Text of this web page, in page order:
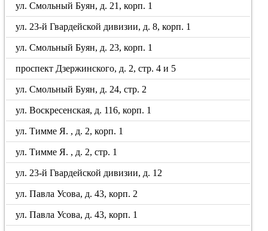
ул. Смольный Буян, д. 21, корп. 1
ул. 23-й Гвардейской дивизии, д. 8, корп. 1
ул. Смольный Буян, д. 23, корп. 1
проспект Дзержинского, д. 2, стр. 4 и 5
ул. Смольный Буян, д. 24, стр. 2
ул. Воскресенская, д. 116, корп. 1
ул. Тимме Я. , д. 2, корп. 1
ул. Тимме Я. , д. 2, стр. 1
ул. 23-й Гвардейской дивизии, д. 12
ул. Павла Усова, д. 43, корп. 2
ул. Павла Усова, д. 43, корп. 1